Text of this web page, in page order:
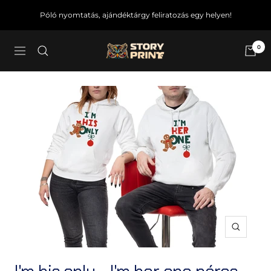
Póló nyomtatás, ajándéktárgy feliratozás egy helyen!
Navigáció Story4U 0
Zoom